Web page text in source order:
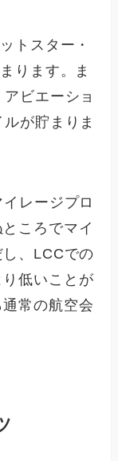
トスター・
ります。ま
ビエーショ
が貯まりま
レージプロ
ころでマイ
、LCCでの
低いことが
常の航空会